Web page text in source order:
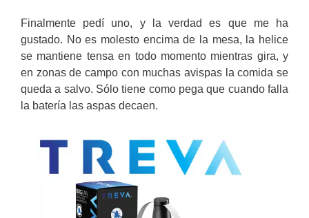
Finalmente pedí uno, y la verdad es que me ha
gustado. No es molesto encima de la mesa, la helice
se mantiene tensa en todo momento mientras gira, y
en zonas de campo con muchas avispas la comida se
queda a salvo. Sólo tiene como pega que cuando falla
la batería las aspas decaen.